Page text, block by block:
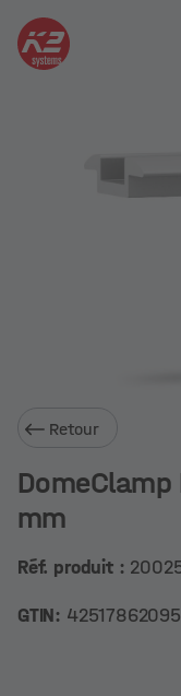
Retour
mm
Réf. produit :
GTIN: